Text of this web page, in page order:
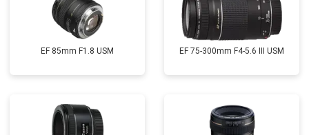
EF 85mm F1.8 USM EF 75-300mm F4-5.6 III USM